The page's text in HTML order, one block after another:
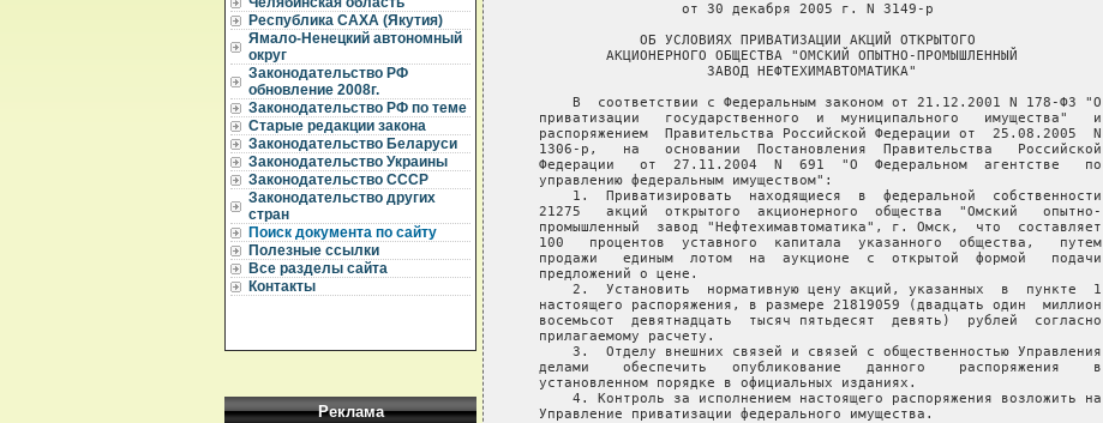
Республика САХА (Якутия)
Ямало-Ненецкий автономный
округ
Законодательство РФ
обновление 2008г.
Законодательство РФ по теме
Старые редакции закона
Законодательство Беларуси
Законодательство Украины
Законодательство СССР
Законодательство других
стран
Поиск документа по сайту
Полезные ссылки
Все разделы сайта
Контакты
Реклама
                    от 30 декабря 2005 г. N 3149-р
               ОБ УСЛОВИЯХ ПРИВАТИЗАЦИИ АКЦИЙ ОТКРЫТОГО
           АКЦИОНЕРНОГО ОБЩЕСТВА "ОМСКИЙ ОПЫТНО-ПРОМЫШЛЕННЫЙ
                       ЗАВОД НЕФТЕХИМАВТОМАТИКА"
       В  соответствии с Федеральным законом от 21.12.2001 N 178-ФЗ "О
   приватизации   государственного  и  муниципального   имущества"   и
   распоряжением  Правительства Российской Федерации от  25.08.2005  N
   1306-р,   на   основании  Постановления  Правительства   Российской
   Федерации   от  27.11.2004  N  691  "О  Федеральном  агентстве   по
   управлению федеральным имуществом":
       1.  Приватизировать  находящиеся  в  федеральной  собственности
   21275   акций  открытого  акционерного  общества  "Омский   опытно-
   промышленный  завод "Нефтехимавтоматика", г. Омск,  что  составляет
   100   процентов  уставного  капитала  указанного  общества,   путем
   продажи   единым  лотом  на  аукционе  с  открытой  формой   подачи
   предложений о цене.
       2.  Установить  нормативную цену акций, указанных  в  пункте  1
   настоящего распоряжения, в размере 21819059 (двадцать один  миллион
   восемьсот  девятнадцать  тысяч пятьдесят  девять)  рублей  согласно
   прилагаемому расчету.
       3.  Отделу внешних связей и связей с общественностью Управления
   делами    обеспечить   опубликование   данного    распоряжения    в
   установленном порядке в официальных изданиях.
       4. Контроль за исполнением настоящего распоряжения возложить на
   Управление приватизации федерального имущества.